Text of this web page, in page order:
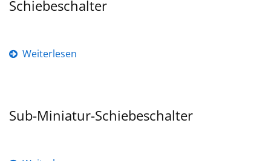
Schiebeschalter
Weiterlesen
Sub-Miniatur-Schiebeschalter